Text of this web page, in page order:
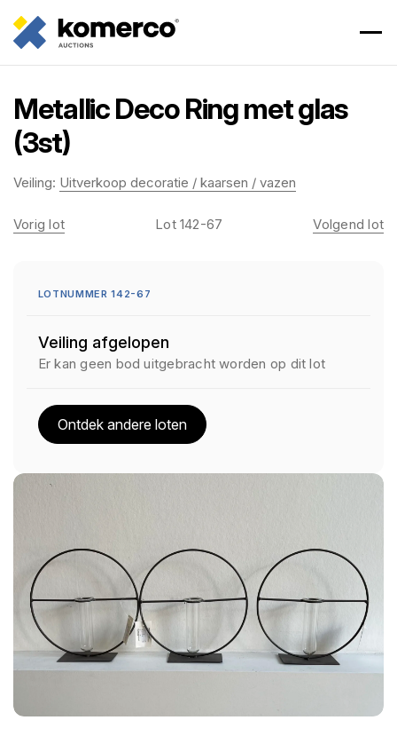
Metallic Deco Ring met glas
(3st)
Veiling: Uitverkoop decoratie / kaarsen / vazen
Vorig lot Lot 142-67 Volgend lot
LOTNUMMER 142-67
Veiling afgelopen
Er kan geen bod uitgebracht worden op dit lot
Ontdek andere loten